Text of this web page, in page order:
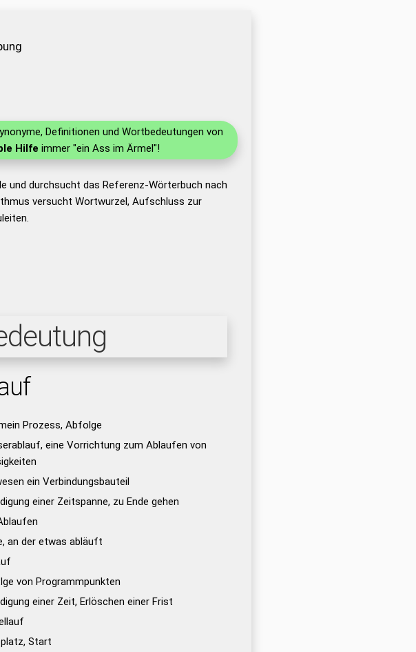
Definitionen und Wortbedeutungen von
Hilfe immer "ein Ass im Ärmel"!
und durchsucht das Referenz-Wörterbuch nach
versucht Wortwurzel, Aufschluss zur
Prozess, Abfolge
eine Vorrichtung zum Ablaufen von
ein Verbindungsbauteil
einer Zeitspanne, zu Ende gehen
an der etwas abläuft
von Programmpunkten
einer Zeit, Erlöschen einer Frist
Start